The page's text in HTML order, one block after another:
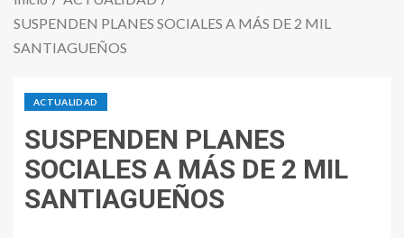
SUSPENDEN PLANES SOCIALES A MÁS DE 2 MIL
SANTIAGUEÑOS
ACTUALIDAD
SUSPENDEN PLANES
SOCIALES A MÁS DE 2 MIL
SANTIAGUEÑOS